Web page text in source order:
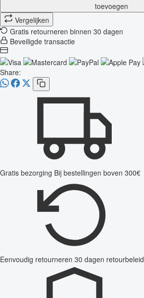
toevoegen
Vergelijken
Gratis retourneren binnen 30 dagen
Beveiligde transactie
Share:
Gratis bezorging Bij bestellingen boven 300€
Eenvoudig retourneren 30 dagen retourbeleid